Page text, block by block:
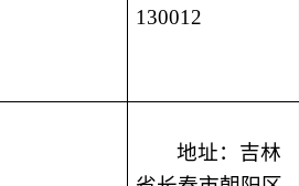
130012
地址：吉林